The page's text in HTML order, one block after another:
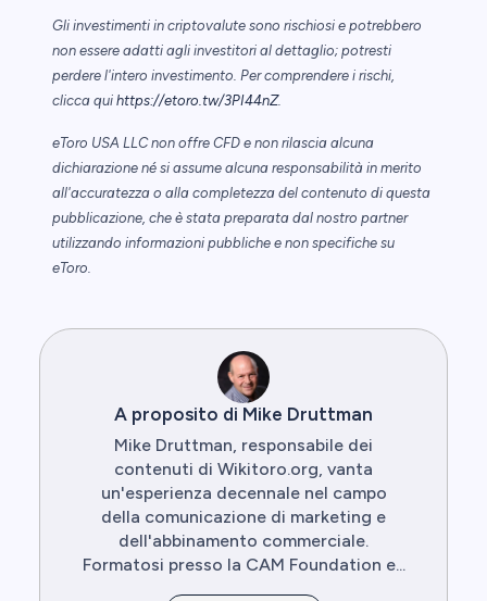
Gli investimenti in criptovalute sono rischiosi e potrebbero
non essere adatti agli investitori al dettaglio; potresti
perdere l'intero investimento. Per comprendere i rischi,
clicca qui https://etoro.tw/3PI44nZ.
eToro USA LLC non offre CFD e non rilascia alcuna
dichiarazione né si assume alcuna responsabilità in merito
all'accuratezza o alla completezza del contenuto di questa
pubblicazione, che è stata preparata dal nostro partner
utilizzando informazioni pubbliche e non specifiche su
eToro.
A proposito di Mike Druttman
Mike Druttman, responsabile dei
contenuti di Wikitoro.org, vanta
un'esperienza decennale nel campo
della comunicazione di marketing e
dell'abbinamento commerciale.
Formatosi presso la CAM Foundation e...